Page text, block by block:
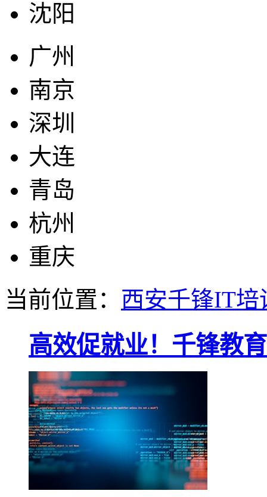
沈阳
广州
南京
深圳
大连
青岛
杭州
重庆
当前位置： 西安千锋IT培
高效促就业！千锋教